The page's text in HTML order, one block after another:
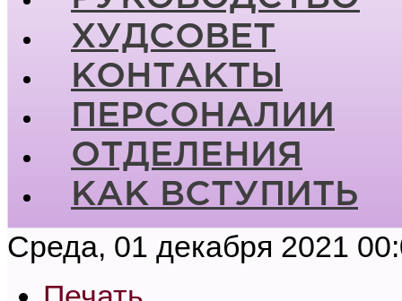
ХУДСОВЕТ
КОНТАКТЫ
ПЕРСОНАЛИИ
ОТДЕЛЕНИЯ
КАК ВСТУПИТЬ
Среда, 01 декабря 2021